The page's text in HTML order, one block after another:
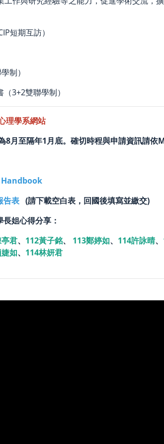
短期互訪）
制）
3+2雙聯學制）
理學系網站
8月至隔年1月底。確切時程與申請資訊請依
告表(請下載空白表，回國後填寫並繳交)
姐心得分享：
君、 112黃子銘、 113鄭婷如、 114許詠晴、
如、 114林妍君